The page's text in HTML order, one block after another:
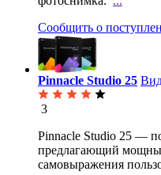
Сообщить о
Pinnacle Studio 25
3
Pinnacle Studio 25 —
предлагающий
самовыражения